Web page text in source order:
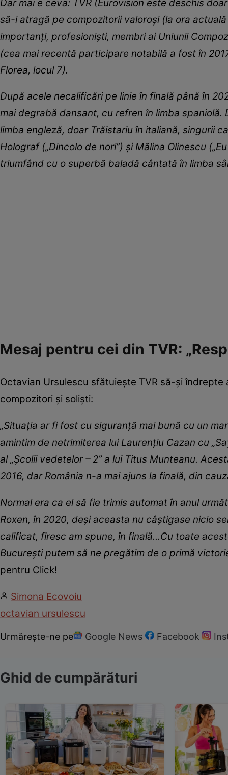
Dar mai e ceva: TVR (Eurovision este deschis
să-i atragă pe compozitorii valoroși (la ora
importanți, profesioniști, membri ai Uniunii
(cea mai recentă participare notabilă a fost în
Florea, locul 7).
După acele necalificări pe linie în finală până în
mai degrabă dansant, cu refren în limba
limba engleză, doar Trăistariu în italiană, singurii
Holograf („Dincolo de nori”) și Mălina Olinescu
triumfând cu o superbă baladă cântată în limba
Mesaj pentru cei din TVR:
Octavian Ursulescu sfătuiește TVR să-și
compozitori și soliști:
„Situația ar fi fost cu siguranță mai bună cu un
amintim de netrimiterea lui Laurențiu Cazan cu
al „Școlii vedetelor – 2” a lui Titus Munteanu.
2016, dar România n-a mai ajuns la finală, din
Normal era ca el să fie trimis automat în anul
Roxen, în 2020, deși aceasta nu câștigase nicio
calificat, firesc am spune, în finală...Cu toate
București putem să ne pregătim de o primă
pentru Click!
Simona Ecovoiu
octavian ursulescu
Urmărește-ne pe Google News Facebook
Ghid de cumpărături